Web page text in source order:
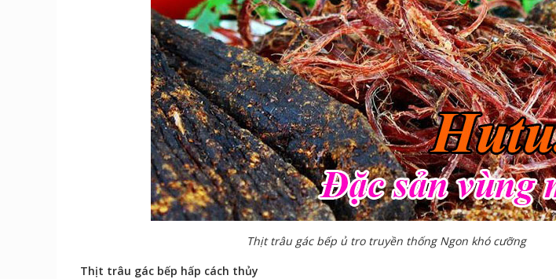
Thịt trâu gác bếp ủ tro truyền thống Ngon khó cưỡng
Thịt trâu gác bếp hấp cách thủy